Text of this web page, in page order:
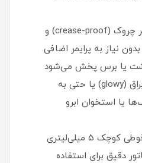
ماندگاری: مقاوم در برابر چروک (crease-proof) و
نیاز به پرایمر اضافی.
یا برس پخش می‌شود
و برای ایجاد جلوه‌های براق (glowy) یا حتی به
یا استخوان ابرو
حجم و بسته‌بندی: در قوطی کوچک ۵ میلی‌لیتری
دقیق برای استفاده